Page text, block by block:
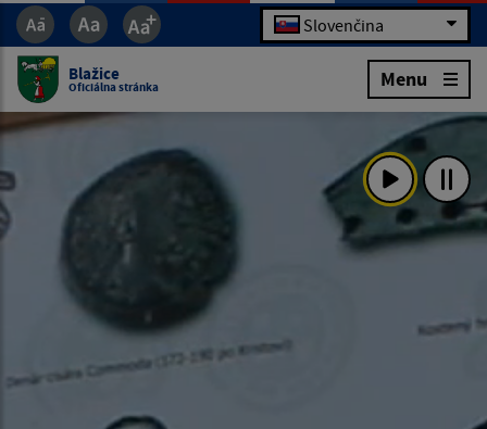
Slovenčina
Blažice
Oficiálna stránka Menu